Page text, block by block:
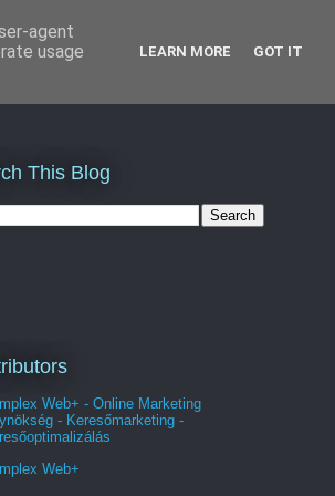
This Blog
Web+ - Online Marketing
- Keresőmarketing -
Web+
agent
usage
LEARN MORE GOT IT